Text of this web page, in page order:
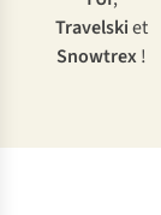
Travelskiet
Snowtrex!